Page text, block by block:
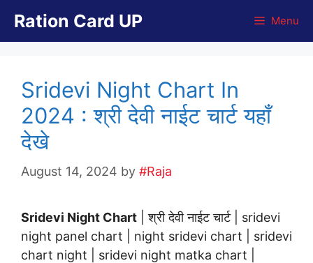
content
Ration Card UP Menu
Sridevi Night Chart In
2024 : श्री देवी नाईट चार्ट यहाँ
देखे
August 14, 2024 by #Raja
Sridevi Night Chart | श्री देवी नाईट चार्ट | sridevi
night panel chart | night sridevi chart | sridevi
chart night | sridevi night matka chart |